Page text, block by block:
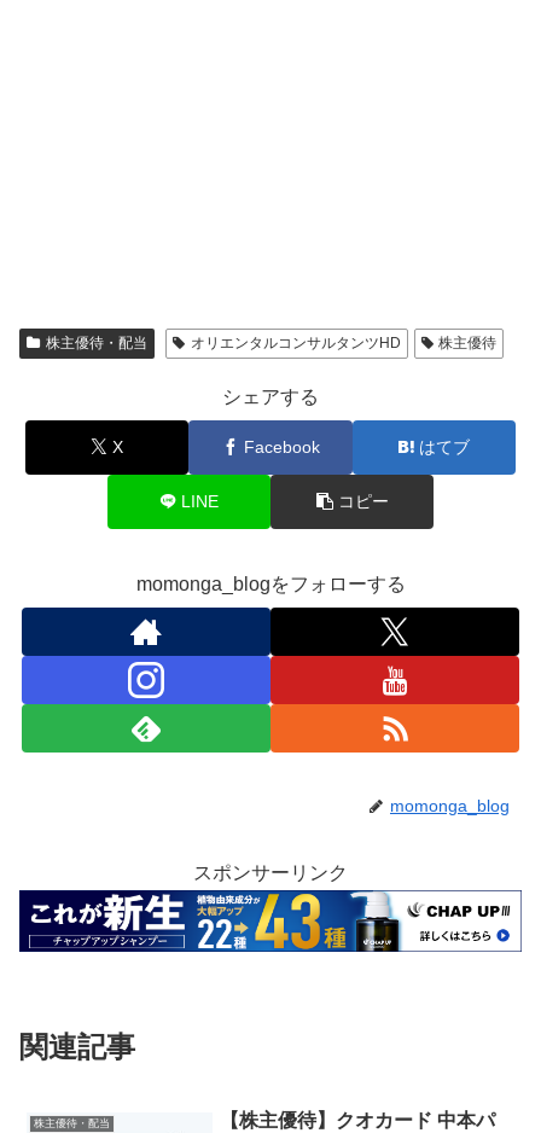
株主優待・配当 オリエンタルコンサルタンツHD 株主優待
シェアする
X Facebook はてブ
LINE コピー
momonga_blogをフォローする
momonga_blog
スポンサーリンク
関連記事
株主優待・配当
【株主優待】クオカード 中本パ